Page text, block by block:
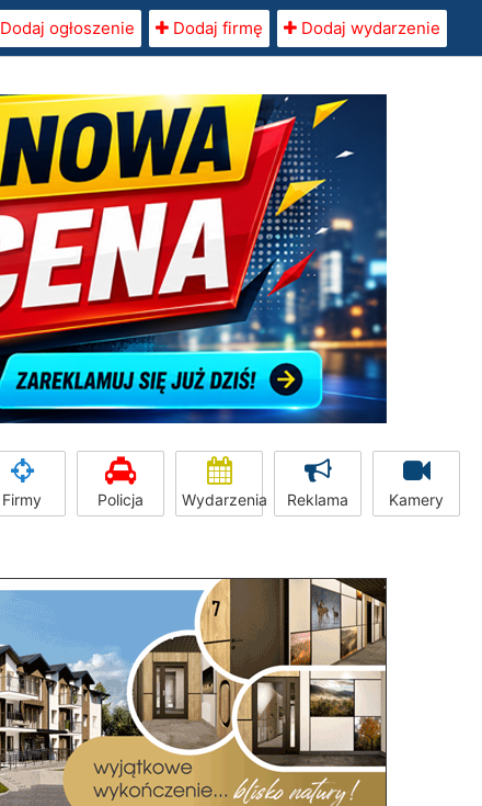
Dodaj ogłoszenie Dodaj firmę Dodaj wydarzenie
Firmy Policja Wydarzenia Reklama Kamery